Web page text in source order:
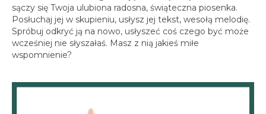
sączy się Twoja ulubiona radosna, świąteczna piosenka.
Posłuchaj jej w skupieniu, usłysz jej tekst, wesołą melodię.
Spróbuj odkryć ją na nowo, usłyszeć coś czego być może
wcześniej nie słyszałaś. Masz z nią jakieś miłe
wspomnienie?